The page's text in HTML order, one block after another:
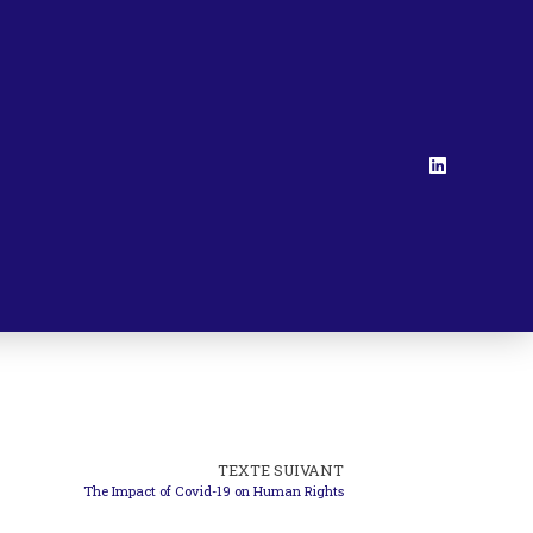
TEXTE SUIVANT
The Impact of Covid-19 on Human Rights